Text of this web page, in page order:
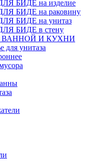
БИДЕ на изделие
БИДЕ на раковину
БИДЕ на унитаз
БИДЕ в стену
ВАННОЙ И КУХНИ
для унитаза